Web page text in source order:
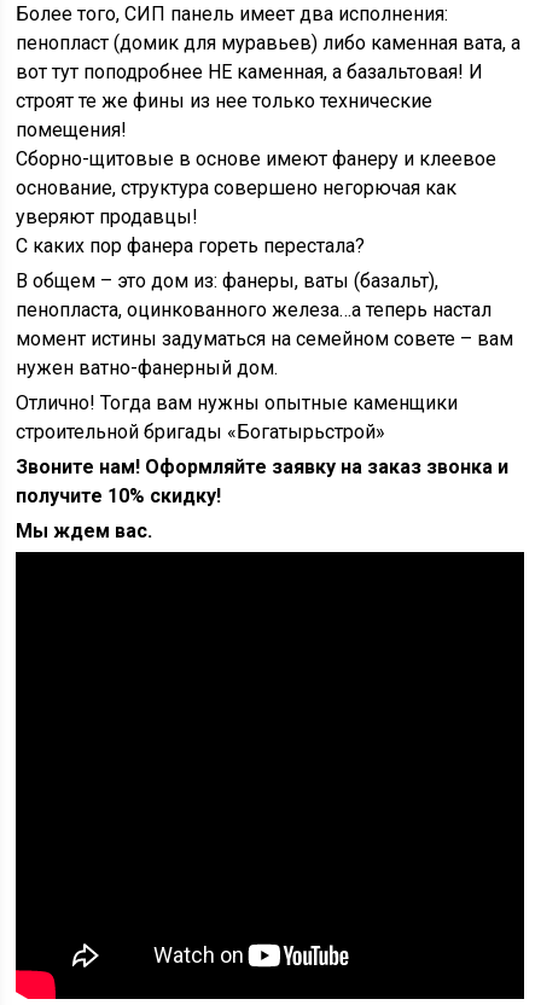
Более того, СИП панель имеет два исполнения:
пенопласт (домик для муравьев) либо каменная вата, а
вот тут поподробнее НЕ каменная, а базальтовая! И
строят те же фины из нее только технические
помещения!
Сборно-щитовые в основе имеют фанеру и клеевое
основание, структура совершено негорючая как
уверяют продавцы!
С каких пор фанера гореть перестала?
В общем – это дом из: фанеры, ваты (базальт),
пенопласта, оцинкованного железа…а теперь настал
момент истины задуматься на семейном совете – вам
нужен ватно-фанерный дом.
Отлично! Тогда вам нужны опытные каменщики
строительной бригады «Богатырьстрой»
Звоните нам! Оформляйте заявку на заказ звонка и
получите 10% скидку!
Мы ждем вас.